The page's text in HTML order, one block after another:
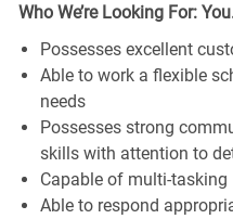
Who We’re Looking For:
Possesses excellent
Able to work a flexible
needs
Possesses strong
skills with attention to
Capable of multi-tasking
Able to respond